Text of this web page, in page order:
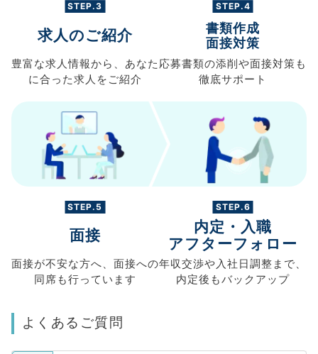
STEP.3
求人のご紹介
豊富な求人情報から、 あなた
に合った求人を ご紹介
STEP.4
書類作成
面接対策
応募書類の添削や面接対策も
徹底サポート
STEP.5
面接
面接が不安な方へ、 面接への
同席も行っています
STEP.6
内定・入職
アフターフォロー
年収交渉や入社日調整まで、
内定後もバックアップ
よくあるご質問